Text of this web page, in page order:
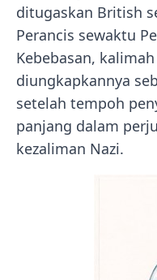
ditugaskan British
Perancis sewaktu
Kebebasan,
diungkapkannya
setelah tempoh
panjang dalam
kezaliman Nazi.